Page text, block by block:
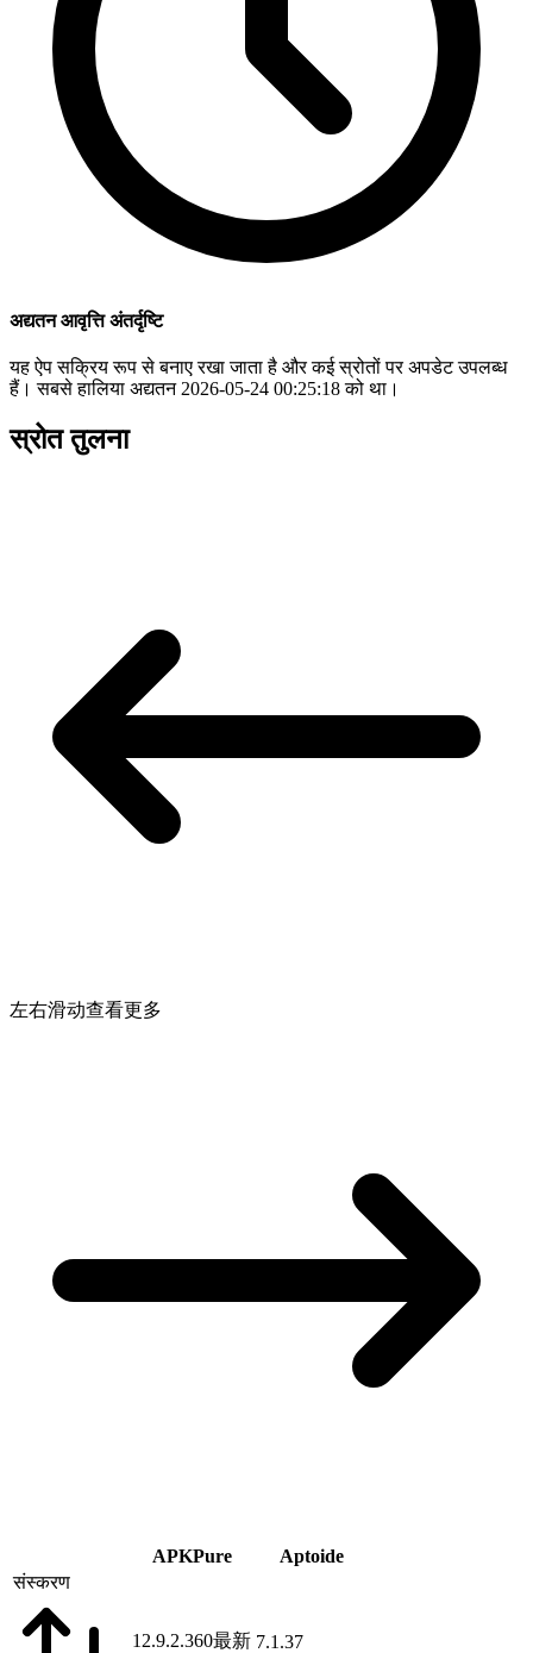
अद्यतन आवृत्ति अंतर्दृष्टि
यह ऐप सक्रिय रूप से बनाए रखा जाता है और कई स्रोतों पर अपडेट उपलब्ध
हैं। सबसे हालिया अद्यतन 2026-05-24 00:25:18 को था।
स्रोत तुलना
左右滑动查看更多
APKPure
Aptoide
संस्करण
12.9.2.360最新 7.1.37